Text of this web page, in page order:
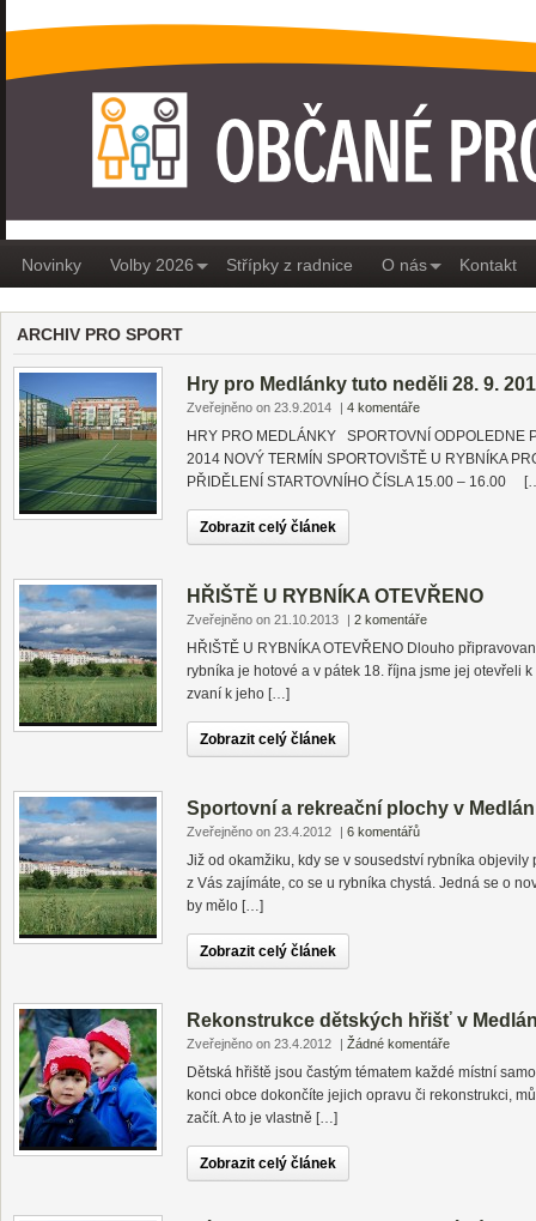
OBČANÉ PRO MEDLÁNKY
Novinky Volby 2026 Střípky z radnice O nás Kontakt
ARCHIV PRO SPORT
Hry pro Medlánky tuto neděli 28. 9.
Zveřejněno on 23.9.2014 | 4 komentáře
HRY PRO MEDLÁNKY SPORTOVNÍ ODPOLEDNE
2014 NOVÝ TERMÍN SPORTOVIŠTĚ U RYBNÍKA
PŘIDĚLENÍ STARTOVNÍHO ČÍSLA 15.00 – 16.00
Zobrazit celý článek
HŘIŠTĚ U RYBNÍKA OTEVŘENO
Zveřejněno on 21.10.2013 | 2 komentáře
HŘIŠTĚ U RYBNÍKA OTEVŘENO Dlouho
rybníka je hotové a v pátek 18. října jsme jej otevřeli
zvaní k jeho […]
Zobrazit celý článek
Sportovní a rekreační plochy v
Zveřejněno on 23.4.2012 | 6 komentářů
Již od okamžiku, kdy se v sousedství rybníka objevily
z Vás zajímáte, co se u rybníka chystá. Jedná se o
by mělo […]
Zobrazit celý článek
Rekonstrukce dětských hřišť v
Zveřejněno on 23.4.2012 | Žádné komentáře
Dětská hřiště jsou častým tématem každé místní
konci obce dokončíte jejich opravu či rekonstrukci,
začít. A to je vlastně […]
Zobrazit celý článek